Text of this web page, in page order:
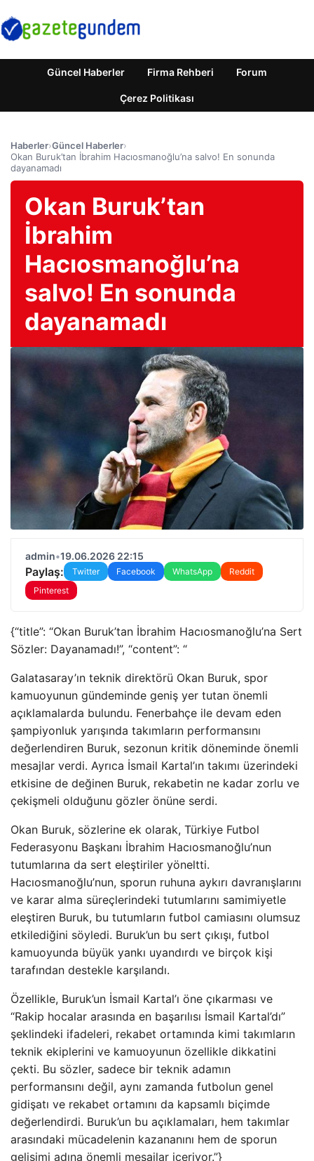
Güncel Haberler Firma Rehberi Forum
Çerez Politikası
Haberler›Güncel Haberler›
Okan Buruk’tan İbrahim Hacıosmanoğlu’na salvo! En sonunda
dayanamadı
Okan Buruk’tan
İbrahim
Hacıosmanoğlu’na
salvo! En sonunda
dayanamadı
admin•19.06.2026 22:15
Paylaş: Twitter Facebook WhatsApp
Reddit
Pinterest
{“title”: “Okan Buruk’tan İbrahim Hacıosmanoğlu’na Sert
Sözler: Dayanamadı!”, “content”: “
Galatasaray’ın teknik direktörü Okan Buruk, spor
kamuoyunun gündeminde geniş yer tutan önemli
açıklamalarda bulundu. Fenerbahçe ile devam eden
şampiyonluk yarışında takımların performansını
değerlendiren Buruk, sezonun kritik döneminde önemli
mesajlar verdi. Ayrıca İsmail Kartal’ın takımı üzerindeki
etkisine de değinen Buruk, rekabetin ne kadar zorlu ve
çekişmeli olduğunu gözler önüne serdi.
Okan Buruk, sözlerine ek olarak, Türkiye Futbol
Federasyonu Başkanı İbrahim Hacıosmanoğlu’nun
tutumlarına da sert eleştiriler yöneltti.
Hacıosmanoğlu’nun, sporun ruhuna aykırı davranışlarını
ve karar alma süreçlerindeki tutumlarını samimiyetle
eleştiren Buruk, bu tutumların futbol camiasını olumsuz
etkilediğini söyledi. Buruk’un bu sert çıkışı, futbol
kamuoyunda büyük yankı uyandırdı ve birçok kişi
tarafından destekle karşılandı.
Özellikle, Buruk’un İsmail Kartal’ı öne çıkarması ve
“Rakip hocalar arasında en başarılısı İsmail Kartal’dı”
şeklindeki ifadeleri, rekabet ortamında kimi takımların
teknik ekiplerini ve kamuoyunun özellikle dikkatini
çekti. Bu sözler, sadece bir teknik adamın
performansını değil, aynı zamanda futbolun genel
gidişatı ve rekabet ortamını da kapsamlı biçimde
değerlendirdi. Buruk’un bu açıklamaları, hem takımlar
arasındaki mücadelenin kazananını hem de sporun
gelişimi adına önemli mesajlar içeriyor.”}